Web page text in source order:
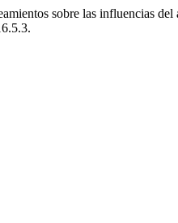
sobre las influencias